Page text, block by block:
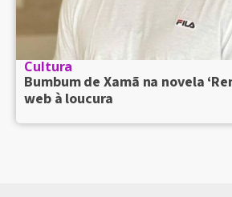
Cultura
Bumbum de Xamã na novela
web à loucura